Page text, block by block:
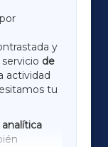
y
de
actividad
tu